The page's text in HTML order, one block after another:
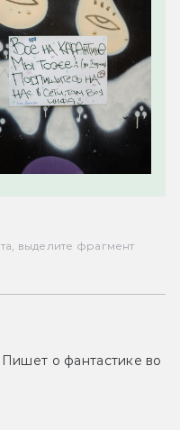
выделите фрагмент
о фантастике во